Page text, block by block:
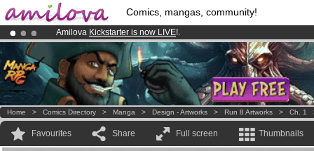
Comics, mangas, community!
Amilova Kickstarter is now LIVE!.
Premium membership from3.95 eurosper month !Get membership
Already 134393membersand 1208 comics & mangas!.
Home > Comics Directory > Manga > Design - Artworks > Run 8 Artworks > Ch. 1
Favourites Share Full screen Thumbnails